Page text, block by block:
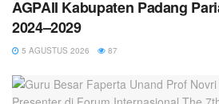
AGPAII Kabupaten Padang
2024–2029
5 AGUSTUS 2026 87